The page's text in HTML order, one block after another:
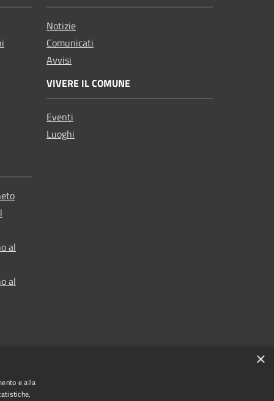
Notizie
Comunicati
Avvisi
VIVERE IL COMUNE
Eventi
Luoghi
al
al
×
e alla